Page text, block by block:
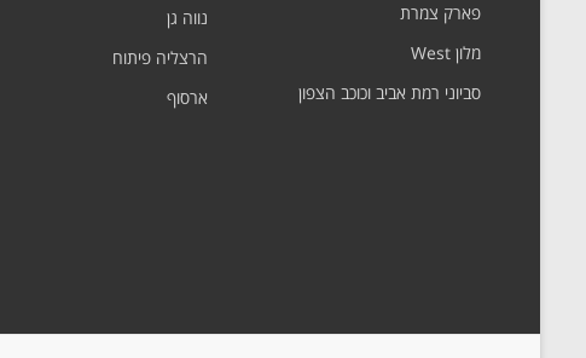
פארק צמרת
מלון West
סביוני רמת אביב וכוכב הצפון
נווה גן
הרצליה פיתוח
ארסוף